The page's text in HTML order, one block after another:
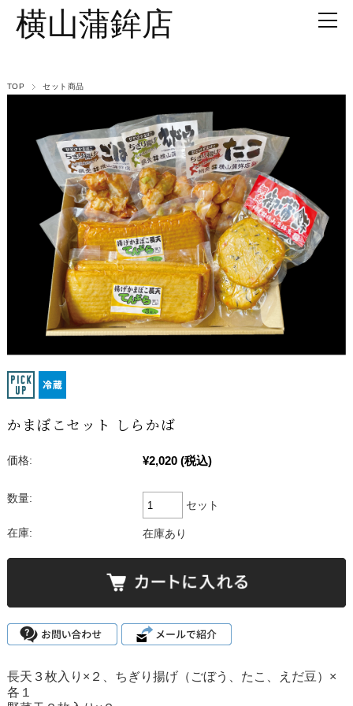
横山蒲鉾店
TOP セット商品
かまぼこセット しらかば
価格: ¥2,020 (税込)
数量:
セット
在庫: 在庫あり
長天３枚入り×２、ちぎり揚げ（ごぼう、たこ、えだ豆）×
各１